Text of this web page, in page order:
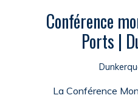
Conférence
Ports |
La Conférence